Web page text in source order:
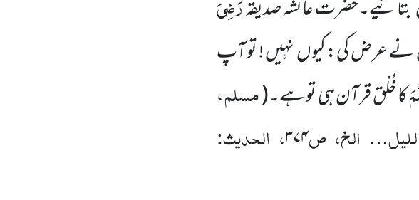
عائشہ صدیقہ
نے عرض کی: کیوں نہیں ! تو آپ
کا خُلْق قرآن ہی تو ہے۔(مسلم ،
... الخ، ص۳۷۴، الحدیث: